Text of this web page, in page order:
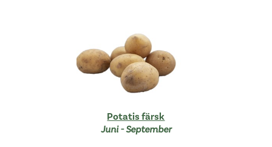
Potatis färsk
Juni - September